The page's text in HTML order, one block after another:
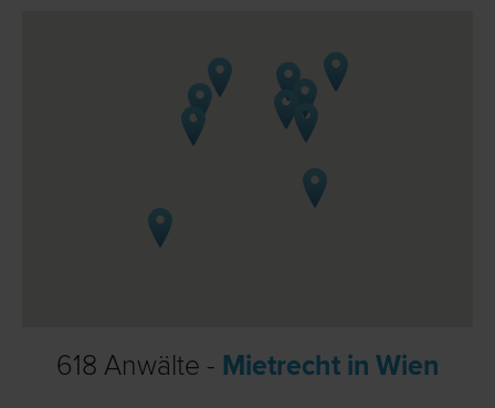
618 Anwälte - Mietrecht in Wien